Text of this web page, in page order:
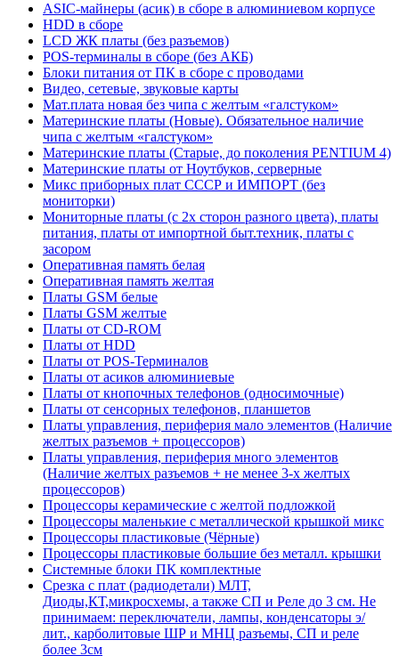
ASIC-майнеры (асик) в сборе в алюминиевом корпусе
HDD в сборе
LCD ЖК платы (без разъемов)
POS-терминалы в сборе (без АКБ)
Блоки питания от ПК в сборе с проводами
Видео, сетевые, звуковые карты
Мат.плата новая без чипа с желтым «галстуком»
Материнские платы (Новые). Обязательное наличие
чипа с желтым «галстуком»
Материнские платы (Старые, до поколения PENTIUM 4)
Материнские платы от Ноутбуков, серверные
Микс приборных плат СССР и ИМПОРТ (без
мониторки)
Мониторные платы (с 2х сторон разного цвета), платы
питания, платы от импортной быт.техник, платы с
засором
Оперативная память белая
Оперативная память желтая
Платы GSM белые
Платы GSM желтые
Платы от CD-ROM
Платы от HDD
Платы от POS-Терминалов
Платы от асиков алюминиевые
Платы от кнопочных телефонов (односимочные)
Платы от сенсорных телефонов, планшетов
Платы управления, периферия мало элементов (Наличие
желтых разъемов + процессоров)
Платы управления, периферия много элементов
(Наличие желтых разъемов + не менее 3-х желтых
процессоров)
Процессоры керамические с желтой подложкой
Процессоры маленькие с металлической крышкой микс
Процессоры пластиковые (Чёрные)
Процессоры пластиковые большие без металл. крышки
Системные блоки ПК комплектные
Срезка с плат (радиодетали) МЛТ,
Диоды,КТ,микросхемы, а также СП и Реле до 3 см. Не
принимаем: переключатели, лампы, конденсаторы э/
лит., карболитовые ШР и МНЦ разъемы, СП и реле
более 3см